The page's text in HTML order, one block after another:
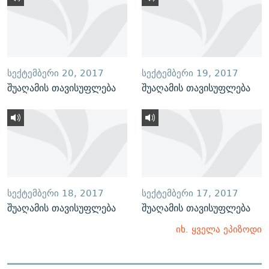
ᲡᲔᲥᲢᲔᲛᲑᲔᲠᲘ 20, 2017
შუაღამის თავისუფლება
ᲡᲔᲥᲢᲔᲛᲑᲔᲠᲘ 19, 2017
შუაღამის თავისუფლება
ᲡᲔᲥᲢᲔᲛᲑᲔᲠᲘ 18, 2017
შუაღამის თავისუფლება
ᲡᲔᲥᲢᲔᲛᲑᲔᲠᲘ 17, 2017
შუაღამის თავისუფლება
იხ. ყველა ეპიზოდი